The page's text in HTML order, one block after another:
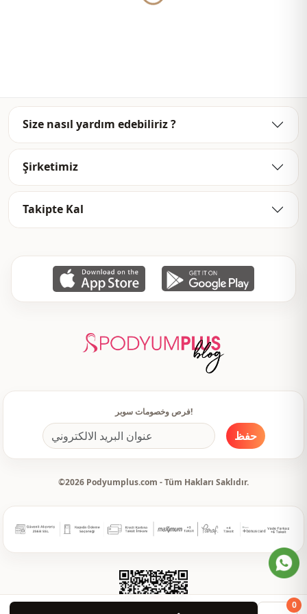
0
Yukleniyor...
Size nasıl yardım edebiliriz ?
Şirketimiz
Takipte Kal
فرص وخصومات سوبر!
حفظ
©2026 Podyumplus.com - Tüm Hakları Saklıdır.